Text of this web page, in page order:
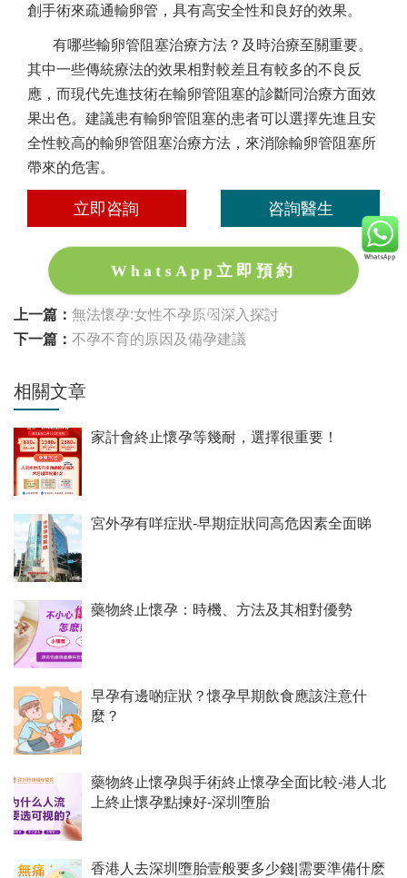
創手術來疏通輸卵管，具有高安全性和良好的效果。
有哪些輸卵管阻塞治療方法？及時治療至關重要。
其中一些傳統療法的效果相對較差且有較多的不良反
應，而現代先進技術在輸卵管阻塞的診斷同治療方面效
果出色。建議患有輸卵管阻塞的患者可以選擇先進且安
全性較高的輸卵管阻塞治療方法，來消除輸卵管阻塞所
帶來的危害。
立即咨詢 咨詢醫生
WhatsApp立即預約
上一篇： 無法懷孕:女性不孕原因深入探討
下一篇： 不孕不育的原因及備孕建議
相關文章
家計會終止懷孕等幾耐，選擇很重要！
宮外孕有咩症狀-早期症狀同高危因素全面睇
藥物終止懷孕：時機、方法及其相對優勢
早孕有邊啲症狀？懷孕早期飲食應該注意什
麼？
藥物終止懷孕與手術終止懷孕全面比較-港人北
上終止懷孕點揀好-深圳墮胎
香港人去深圳墮胎壹般要多少錢|需要準備什麽